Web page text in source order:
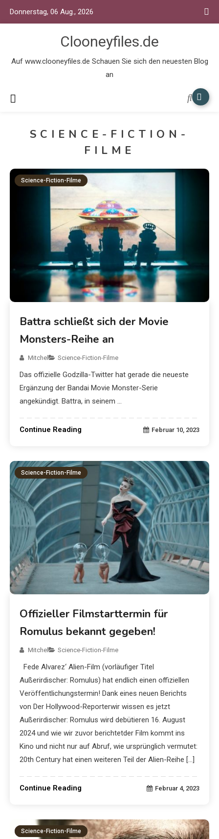
Donnerstag, 06 Aug., 2026
Clooneyfiles.de
Auf www.clooneyfiles.de Schauen Sie sich den neuesten Blog
an
SCIENCE-FICTION-
FILME
Science-Fiction-Filme
Battra schließt sich der Movie
Monsters-Reihe an
Mitchel Science-Fiction-Filme
Das offizielle Godzilla-Twitter hat gerade die neueste
Ergänzung der Bandai Movie Monster-Serie
angekündigt. Battra, in seinem …
Continue Reading Februar 10, 2023
Science-Fiction-Filme
Offizieller Filmstarttermin für
Romulus bekannt gegeben!
Mitchel Science-Fiction-Filme
Fede Alvarez‘ Alien-Film (vorläufiger Titel
Außerirdischer: Romulus) hat endlich einen offiziellen
Veröffentlichungstermin! Dank eines neuen Berichts
von Der Hollywood-Reporterwir wissen es jetzt
Außerirdischer: Romulus wird debütieren 16. August
2024 und wie wir zuvor berichtetder Film kommt ins
Kino und nicht nur auf Abruf, wie ursprünglich vermutet:
20th Century hat einen weiteren Teil der Alien-Reihe […]
Continue Reading Februar 4, 2023
Science-Fiction-Filme